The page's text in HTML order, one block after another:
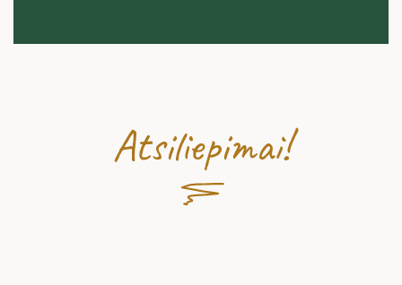
Atsiliepimai!